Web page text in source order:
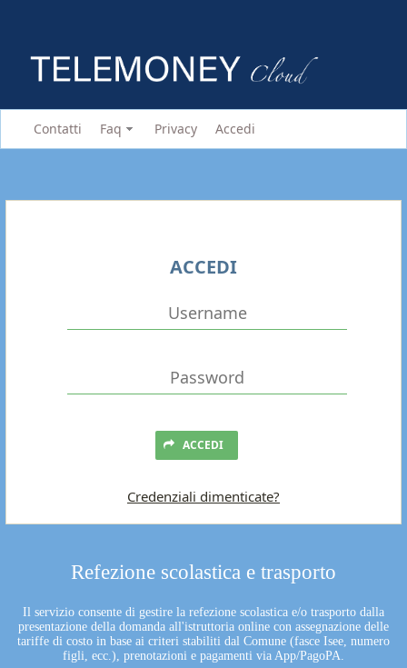
Contatti Faq Privacy Accedi
Refezione scolastica e trasporto
Il servizio consente di gestire la refezione scolastica e/o trasporto dalla
presentazione della domanda all'istruttoria online con assegnazione delle
tariffe di costo in base ai criteri stabiliti dal Comune (fasce Isee, numero
figli, ecc.), prenotazioni e pagamenti via App/PagoPA.
ACCEDI
ACCEDI
Credenziali dimenticate?